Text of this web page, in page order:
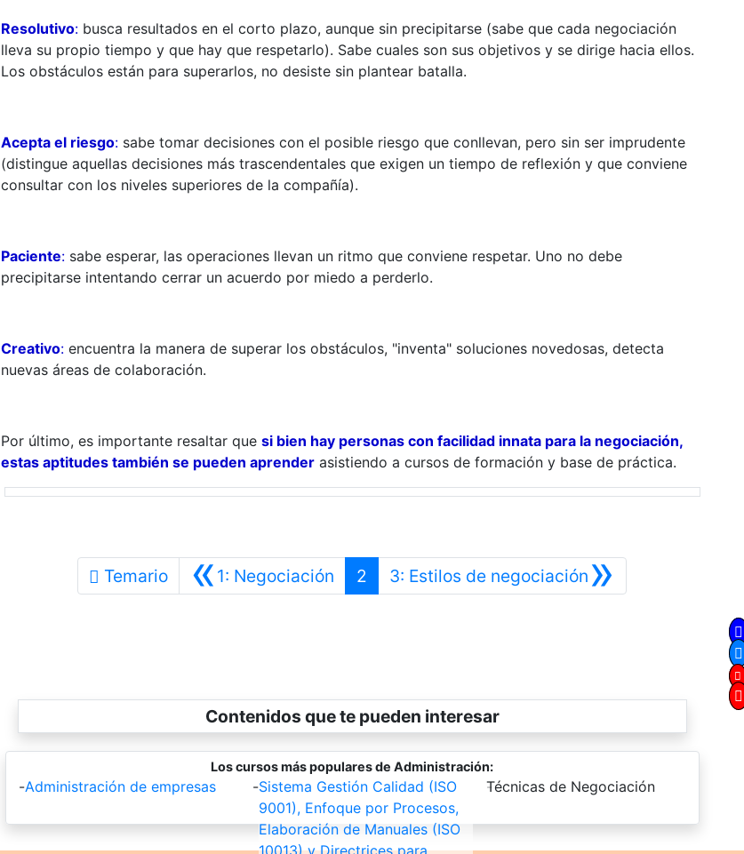
Resolutivo:busca resultados en el corto plazo, aunque sin precipitarse (sabe que cada negociación
lleva su propio tiempo y que hay que respetarlo). Sabe cuales son sus objetivos y se dirige hacia ellos.
Los obstáculos están para superarlos, no desiste sin plantear batalla.
Acepta el riesgo:sabe tomar decisiones con el posible riesgo que conllevan, pero sin ser imprudente
(distingue aquellas decisiones más trascendentales que exigen un tiempo de reflexión y que conviene
consultar con los niveles superiores de la compañía).
Paciente:sabe esperar, las operaciones llevan un ritmo que conviene respetar. Uno no debe
precipitarse intentando cerrar un acuerdo por miedo a perderlo.
Creativo:encuentra la manera de superar los obstáculos, "inventa" soluciones novedosas, detecta
nuevas áreas de colaboración.
Por último, es importante resaltar que si bien hay personas con facilidad innata para la negociación,
estas aptitudes también se pueden aprenderasistiendo a cursos de formación y base de práctica.
Temario «1: Negociación Anterior
2 »
3: Estilos de negociación Siguiente
Contenidos que te pueden interesar
Los cursos más populares de Administración:
-Administración de empresas -Sistema Gestión Calidad (ISO
9001), Enfoque por Procesos,
Elaboración de Manuales (ISO
10013) y Directrices para
-
Técnicas de Negociación